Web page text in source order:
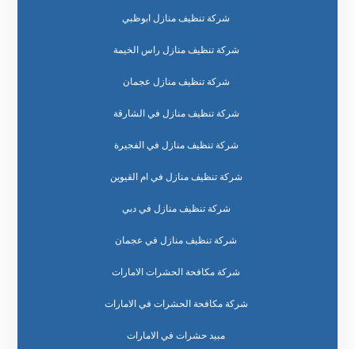
شركة تنظيف منازل ابوظبي
شركة تنظيف منازل راس الخيمة
شركة تنظيف منازل عجمان
شركة تنظيف منازل في الشارقة
شركة تنظيف منازل في الفجيرة
شركة تنظيف منازل في ام القيوين
شركة تنظيف منازل في دبي
شركة تنظيف منازل في عجمان
شركة مكافحة الحشرات الامارات
شركة مكافحة الحشرات في الامارات
مبيد حشرات في الامارات